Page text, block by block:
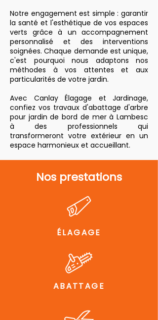
Notre engagement est simple : garantir
la santé et l'esthétique de vos espaces
verts grâce à un accompagnement
personnalisé et des interventions
soignées. Chaque demande est unique,
c'est pourquoi nous adaptons nos
méthodes à vos attentes et aux
particularités de votre jardin.
Avec Canlay Élagage et Jardinage,
confiez vos travaux d'abattage d'arbre
pour jardin de bord de mer à Lambesc
à des professionnels qui
transformeront votre extérieur en un
espace harmonieux et accueillant.
Nos prestations
ÉLAGAGE
ABATTAGE